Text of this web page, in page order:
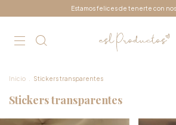
Estamos felices de tenerte con
Inicio Stickers transparentes
Stickers transparentes